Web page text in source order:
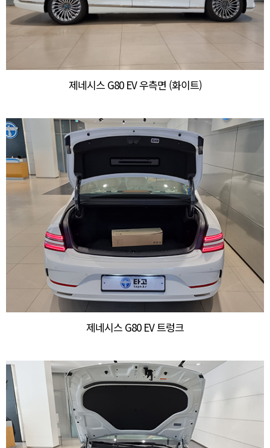
제네시스 G80 EV 우측면 (화이트)
제네시스 G80 EV 트렁크